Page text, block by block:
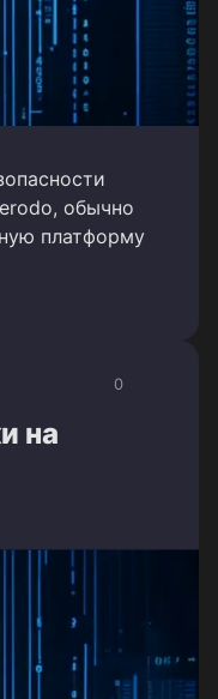
обычно
платформу
0
на